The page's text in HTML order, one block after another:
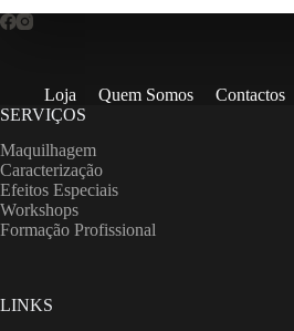
Loja Quem Somos Contactos
SERVIÇOS
Maquilhagem
Caracterização
Efeitos Especiais
Workshops
Formação Profissional
LINKS